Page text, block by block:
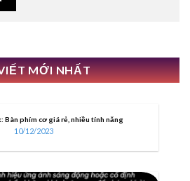
MỚI NHẤT
Bàn phím cơ giá rẻ, nhiều tính năng
10/12/2023